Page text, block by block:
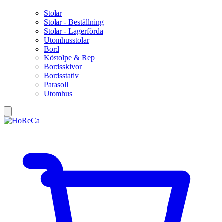
Stolar
Stolar - Beställning
Stolar - Lagerförda
Utomhusstolar
Bord
Köstolpe & Rep
Bordsskivor
Bordsstativ
Parasoll
Utomhus